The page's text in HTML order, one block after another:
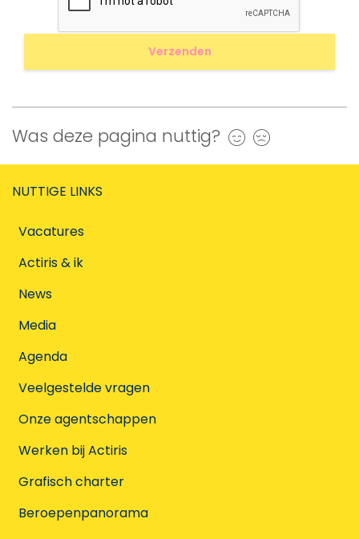
Was deze pagina nuttig? Ja
NUTTIGE LINKS
Vacatures
Actiris & ik
News
Media
Agenda
Veelgestelde vragen
Onze agentschappen
Werken bij Actiris
Grafisch charter
Beroepenpanorama